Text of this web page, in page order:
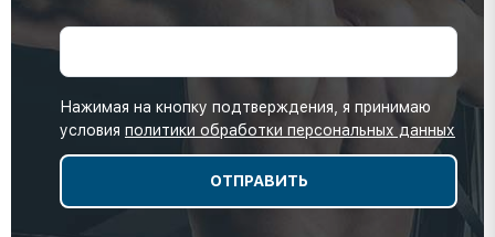
Нажимая на кнопку подтверждения, я принимаю
условия политики обработки персональных данных